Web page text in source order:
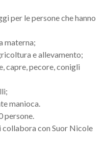
per le persone che hanno
materna;
e allevamento;
capre, pecore, conigli
manioca.
persone.
collabora con Suor Nicole